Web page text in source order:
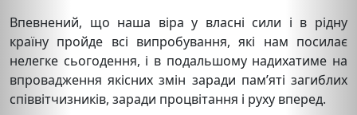
Впевнений, що наша віра у власні сили і в рідну
країну пройде всі випробування, які нам посилає
нелегке сьогодення, і в подальшому надихатиме на
впровадження якісних змін заради пам’яті загиблих
співвітчизників, заради процвітання і руху вперед.